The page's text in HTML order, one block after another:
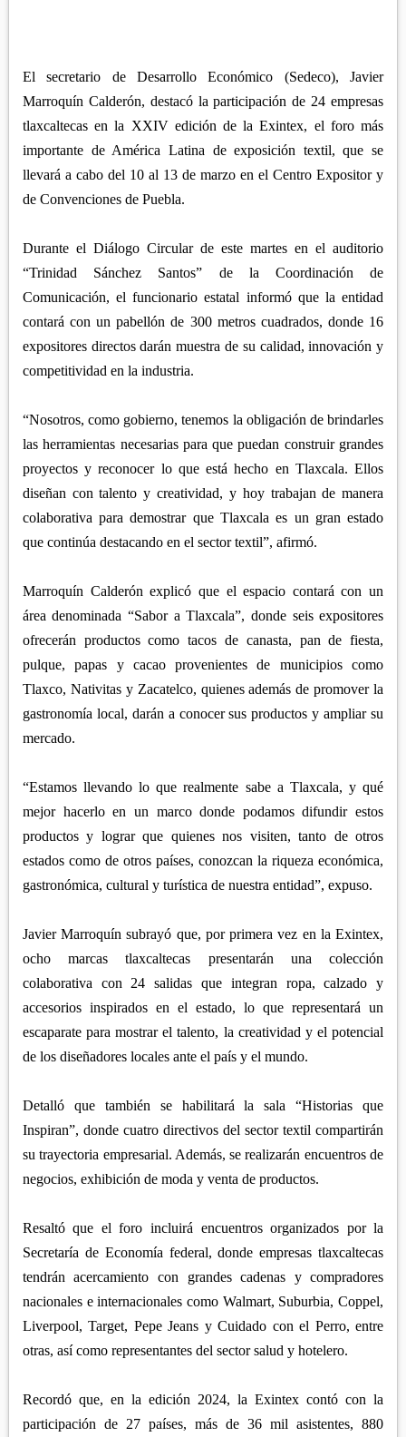
PANOTLA
SAN PABLO DEL MONTE
CALPULALPAN
HUEYOTLIPAN
NANACAMILPA
SANCTÓRUM
El secretario de Desarrollo Económico (Sedeco), Javier
Marroquín Calderón, destacó la participación de 24 empresas
tlaxcaltecas en la XXIV edición de la Exintex, el foro más
importante de América Latina de exposición textil, que se
llevará a cabo del 10 al 13 de marzo en el Centro Expositor y
de Convenciones de Puebla.
Durante el Diálogo Circular de este martes en el auditorio
“Trinidad Sánchez Santos” de la Coordinación de
Comunicación, el funcionario estatal informó que la entidad
contará con un pabellón de 300 metros cuadrados, donde 16
expositores directos darán muestra de su calidad, innovación y
competitividad en la industria.
“Nosotros, como gobierno, tenemos la obligación de brindarles
las herramientas necesarias para que puedan construir grandes
proyectos y reconocer lo que está hecho en Tlaxcala. Ellos
diseñan con talento y creatividad, y hoy trabajan de manera
colaborativa para demostrar que Tlaxcala es un gran estado
que continúa destacando en el sector textil”, afirmó.
Marroquín Calderón explicó que el espacio contará con un
área denominada “Sabor a Tlaxcala”, donde seis expositores
ofrecerán productos como tacos de canasta, pan de fiesta,
pulque, papas y cacao provenientes de municipios como
Tlaxco, Nativitas y Zacatelco, quienes además de promover la
gastronomía local, darán a conocer sus productos y ampliar su
mercado.
“Estamos llevando lo que realmente sabe a Tlaxcala, y qué
mejor hacerlo en un marco donde podamos difundir estos
productos y lograr que quienes nos visiten, tanto de otros
estados como de otros países, conozcan la riqueza económica,
gastronómica, cultural y turística de nuestra entidad”, expuso.
Javier Marroquín subrayó que, por primera vez en la Exintex,
ocho marcas tlaxcaltecas presentarán una colección
colaborativa con 24 salidas que integran ropa, calzado y
accesorios inspirados en el estado, lo que representará un
escaparate para mostrar el talento, la creatividad y el potencial
de los diseñadores locales ante el país y el mundo.
Detalló que también se habilitará la sala “Historias que
Inspiran”, donde cuatro directivos del sector textil compartirán
su trayectoria empresarial. Además, se realizarán encuentros de
negocios, exhibición de moda y venta de productos.
Resaltó que el foro incluirá encuentros organizados por la
Secretaría de Economía federal, donde empresas tlaxcaltecas
tendrán acercamiento con grandes cadenas y compradores
nacionales e internacionales como Walmart, Suburbia, Coppel,
Liverpool, Target, Pepe Jeans y Cuidado con el Perro, entre
otras, así como representantes del sector salud y hotelero.
Recordó que, en la edición 2024, la Exintex contó con la
participación de 27 países, más de 36 mil asistentes, 880